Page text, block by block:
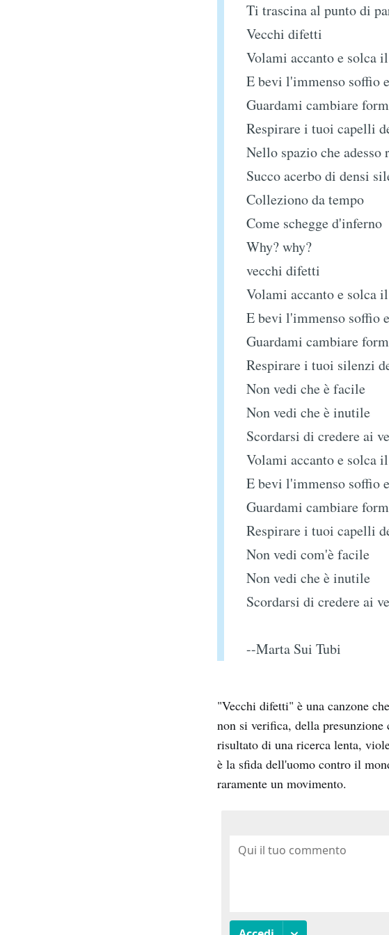
Ti trascina al punto di
Vecchi difetti
Volami accanto e solca
E bevi l'immenso soffio
Guardami cambiare
Respirare i tuoi capelli
Nello spazio che adesso
Succo acerbo di densi
Colleziono da tempo
Come schegge d'inferno
Why? why?
vecchi difetti
Volami accanto e solca
E bevi l'immenso soffio
Guardami cambiare
Respirare i tuoi silenzi
Non vedi che è facile
Non vedi che è inutile
Scordarsi di credere ai
Volami accanto e solca
E bevi l'immenso soffio
Guardami cambiare
Respirare i tuoi capelli
Non vedi com'è facile
Non vedi che è inutile
Scordarsi di credere ai
--Marta Sui Tubi
"Vecchi difetti" è una canzone
non si verifica, della
risultato di una ricerca lenta,
è la sfida dell'uomo contro il
raramente un movimento.